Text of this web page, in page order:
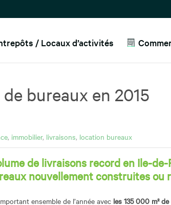
/ Locaux d’activités
bureaux en 2015
, immobilier, livraisons, location bureaux
de livraisons record en Ile-de-
nouvellement construites ou
ensemble de l’année avec les 135 000 m²